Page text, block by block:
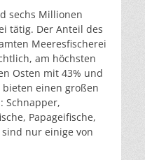
sechs Millionen
tätig. Der Anteil des
Meeresfischerei
am höchsten
Osten mit 43% und
einen großen
Schnapper,
Papageifische,
nur einige von